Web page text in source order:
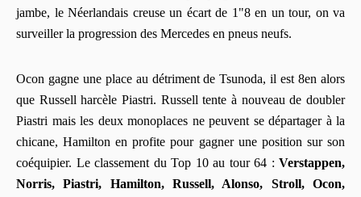
jambe, le Néerlandais creuse un écart de 1"8 en un tour, on va
surveiller la progression des Mercedes en pneus neufs.
Ocon gagne une place au détriment de Tsunoda, il est 8en alors
que Russell harcèle Piastri. Russell tente à nouveau de doubler
Piastri mais les deux monoplaces ne peuvent se départager à la
chicane, Hamilton en profite pour gagner une position sur son
coéquipier. Le classement du Top 10 au tour 64 : Verstappen,
Norris, Piastri, Hamilton, Russell, Alonso, Stroll, Ocon,